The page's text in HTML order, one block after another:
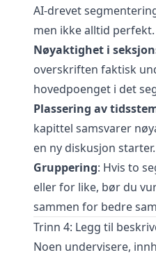
AI-drevet
men ikke alltid perfekt.
Nøyaktighet i
overskriften faktisk
hovedpoenget i det
Plassering av
kapittel samsvarer
en ny diskusjon starter.
Gruppering: Hvis to
eller for like, bør du
sammen for bedre
Trinn 4: Legg til
Noen undervisere,